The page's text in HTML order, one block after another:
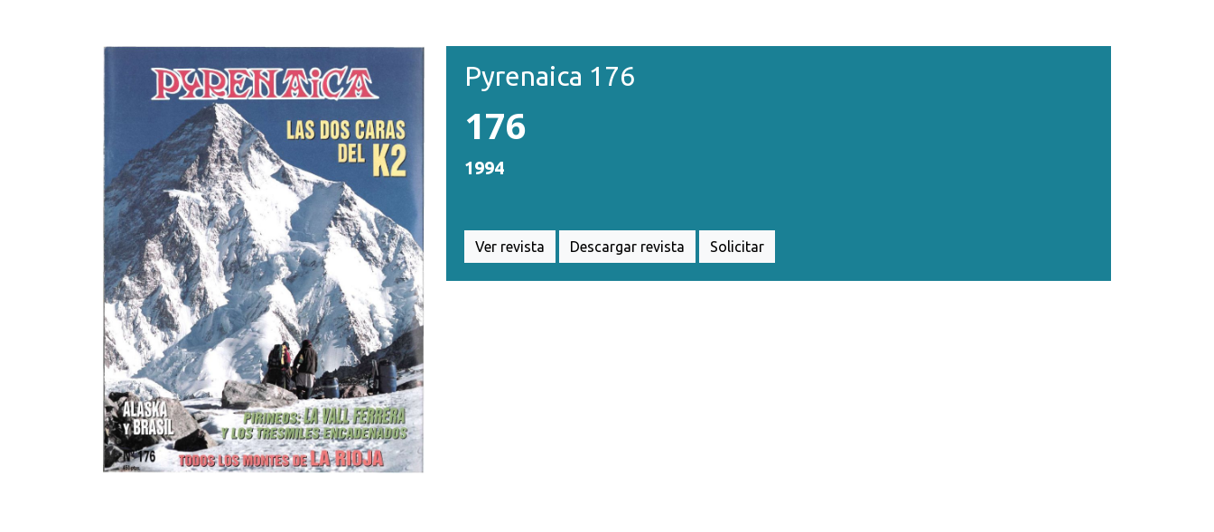
Pyrenaica 176
176
1994
Ver revista Descargar revista Solicitar